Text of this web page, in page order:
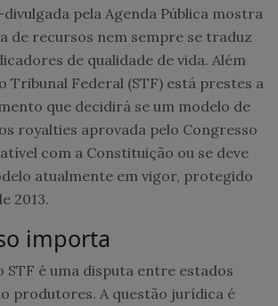
pela Agenda Pública mostra
de recursos nem sempre se traduz
de qualidade de vida. Além
Tribunal Federal (STF) está prestes a
que decidirá se um modelo de
royalties aprovada pelo Congresso
com a Constituição ou se deve
atualmente em vigor, protegido
2013.
importa
STF é uma disputa entre estados
produtores. A questão jurídica é